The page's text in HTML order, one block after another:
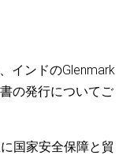
インドのGlenmark
の発行についてご
国家安全保障と貿